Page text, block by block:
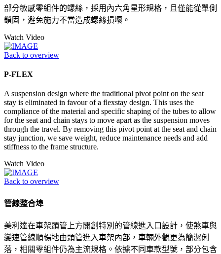
部分敏感零組件的螺絲，採用內六角星形規格，且僅能從單側
鎖固，避免施力不當造成螺絲損壞。
Watch Video
Back to overview
P-FLEX
A suspension design where the traditional pivot point on the seat
stay is eliminated in favour of a flexstay design. This uses the
compliance of the material and specific shaping of the tubes to allow
for the seat and chain stays to move apart as the suspension moves
through the travel. By removing this pivot point at the seat and chain
stay junction, we save weight, reduce maintenance needs and add
stiffness to the frame structure.
Watch Video
Back to overview
管線整合埠
美利達在車架頭管上方開創特別的管線進入口設計，使煞車與
變速管線順暢地由頭管進入車架內部，車輛外觀更為簡潔俐
落，相關零組件仍為主流規格。依據不同車款型號，部分包含